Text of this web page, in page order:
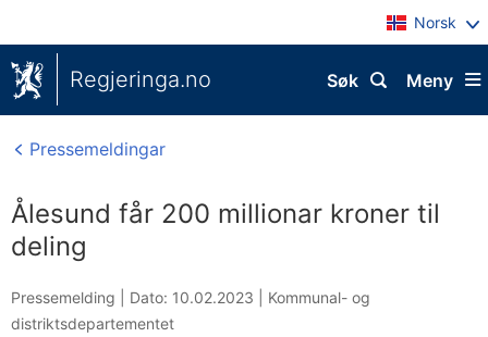
Norsk
Regjeringa.no Meny
Søk
Pressemeldingar
Ålesund får 200 millionar kroner til
deling
Pressemelding | Dato: 10.02.2023
Kommunal- og
distriktsdepartementet